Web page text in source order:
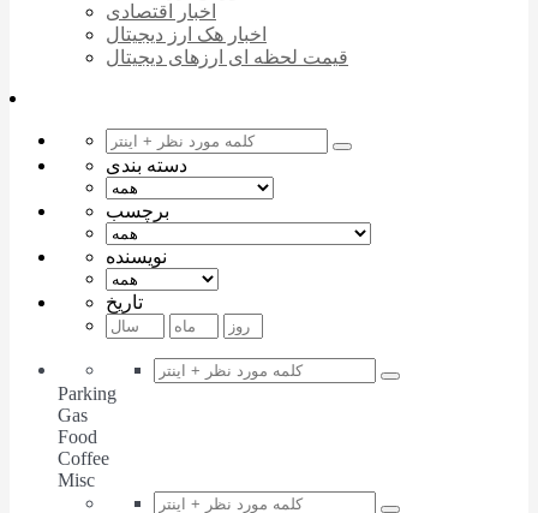
اخبار اقتصادی
اخبار هک ارز دیجیتال
قیمت لحظه ای ارزهای دیجیتال
دسته بندی
برچسب
نویسنده
تاریخ
Parking
Gas
Food
Coffee
Misc